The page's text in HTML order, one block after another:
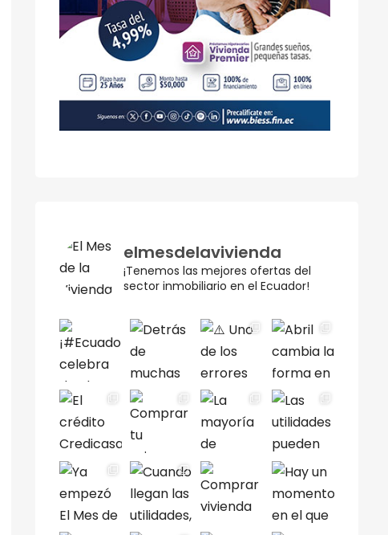
elmesdelavivienda
¡Tenemos las mejores ofertas del
sector inmobiliario en el Ecuador!